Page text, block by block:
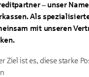
– unser
Als
mit unseren
Ziel ist es, diese starke